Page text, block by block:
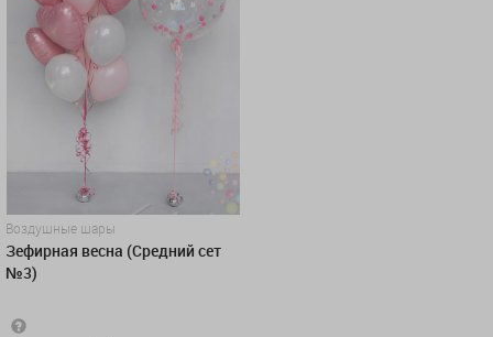
Воздушные шары
Зефирная весна (Средний сет
№3)